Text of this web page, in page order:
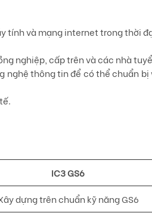
tính và mạng internet trong thời
nghiệp, cấp trên và các nhà
thông tin để có thể chuẩn
IC3 GS6
dựng trên chuẩn kỹ năng GS6